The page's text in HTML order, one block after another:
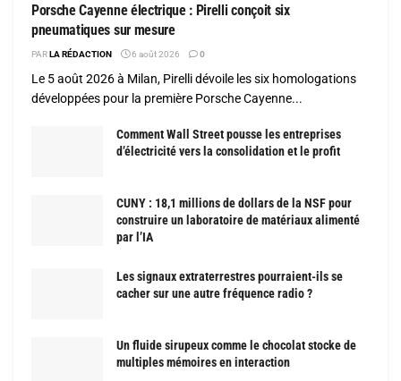
Porsche Cayenne électrique : Pirelli conçoit six
pneumatiques sur mesure
PARLA RÉDACTION 6 août 2026 0
Le 5 août 2026 à Milan, Pirelli dévoile les six homologations
développées pour la première Porsche Cayenne...
Comment Wall Street pousse les entreprises
d’électricité vers la consolidation et le profit
CUNY : 18,1 millions de dollars de la NSF pour
construire un laboratoire de matériaux alimenté
par l’IA
Les signaux extraterrestres pourraient-ils se
cacher sur une autre fréquence radio ?
Un fluide sirupeux comme le chocolat stocke de
multiples mémoires en interaction